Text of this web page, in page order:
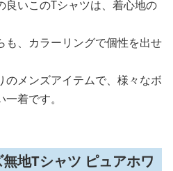
良いこのTシャツは、着心地の
も、カラーリングで個性を出せ
のメンズアイテムで、様々なボ
着です。
地Tシャツ ピュアホワ